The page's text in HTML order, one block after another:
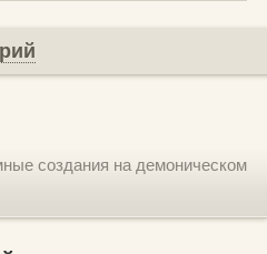
создания на демоническом